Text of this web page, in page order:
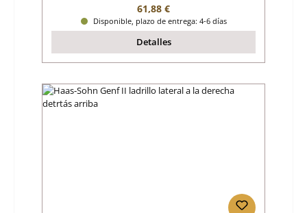
Precio normal:
61,88 €
Disponible, plazo de entrega: 4-6 días
Detalles